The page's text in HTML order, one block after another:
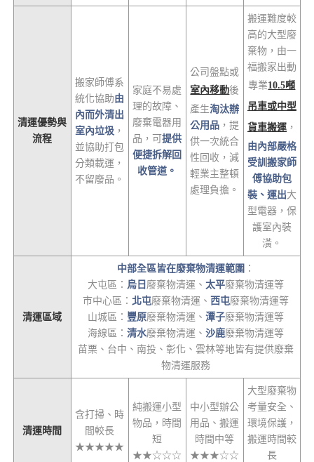
清運優勢與
流程
搬家師傅系
統化協助由
內而外清出
室內垃圾 ，
並協助打包
分類載運，
不留廢品。
家庭不易處
理的故障、
廢棄電器用
品，可提供
便捷拆解回
收管道。
公司盤點或
室內移動後
產生淘汰辦
公用品 ，提
供一次統合
性回收，減
輕業主整頓
處理負擔。
搬運難度較
高的大型廢
棄物，由一
福搬家出動
專業10.5噸
吊車或中型
貨車搬運，
由內部嚴格
受訓搬家師
傅協助包
裝、運出大
型電器，保
護室內裝
潢。
清運區域
中部全區皆在廢棄物清運範圍 ：
大屯區： 烏日 廢棄物清運、 太平廢棄物清運等
市中心區： 北屯廢棄物清運、 西屯廢棄物清運等
山城區： 豐原廢棄物清運、 潭子廢棄物清運等
海線區： 清水廢棄物清運、 沙鹿廢棄物清運等
苗栗、台中、南投、彰化、雲林等地皆有提供廢棄
物清運服務
清運時間
含打掃、時
間較長
★★★★★
純搬運小型
物品，時間
短
★★☆☆☆
中小型辦公
用品、搬運
時間中等
★★★☆☆
大型廢棄物
考量安全、
環境保護，
搬運時間較
長